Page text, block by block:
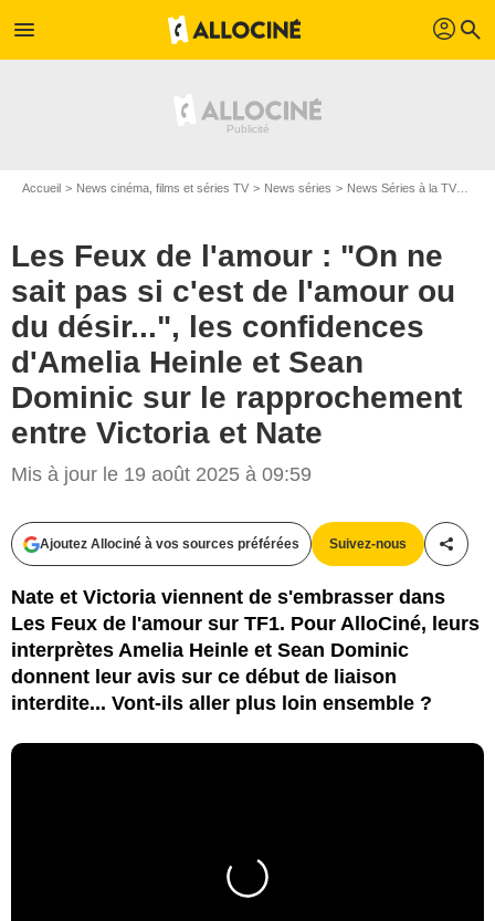
menu profil search
Accueil News cinéma, films et séries TV News séries News Séries à la TV
Les Feux de l'amour : "On ne
sait pas si c'est de l'amour ou
du désir...", les confidences
d'Amelia Heinle et Sean
Dominic sur le rapprochement
entre Victoria et Nate
Mis à jour le 19 août 2025 à 09:59
Ajoutez Allociné à vos sources préférées Suivez-nous
Nate et Victoria viennent de s'embrasser dans
Les Feux de l'amour sur TF1. Pour AlloCiné, leurs
interprètes Amelia Heinle et Sean Dominic
donnent leur avis sur ce début de liaison
interdite... Vont-ils aller plus loin ensemble ?